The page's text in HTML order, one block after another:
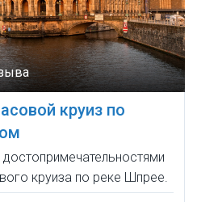
круиз по
круиза по реке Шпрее.